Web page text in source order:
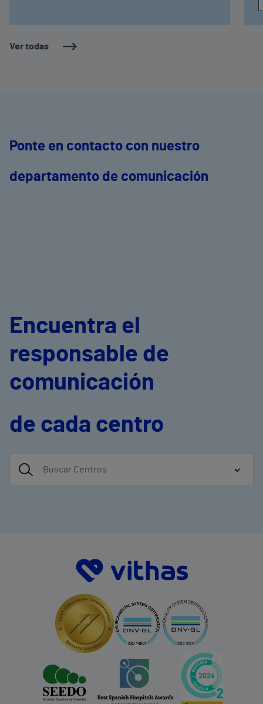
Ver todas
Ponte en contacto con nuestro
departamento de comunicación
Encuentra el
responsable de
comunicación
de cada centro